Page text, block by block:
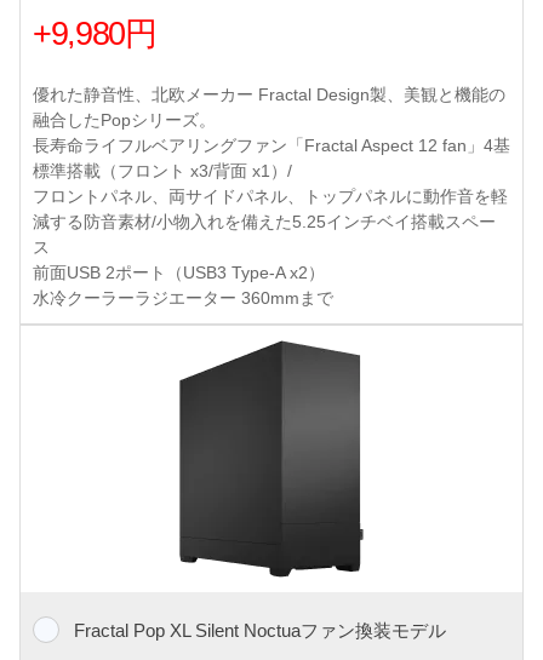
+9,980円
優れた静音性、北欧メーカー Fractal Design製、美観と機能の
融合したPopシリーズ。
長寿命ライフルベアリングファン「Fractal Aspect 12 fan」4基
標準搭載（フロント x3/背面 x1）/
フロントパネル、両サイドパネル、トップパネルに動作音を軽
減する防音素材/小物入れを備えた5.25インチベイ搭載スペー
ス
前面USB 2ポート（USB3 Type-A x2）
水冷クーラーラジエーター 360mmまで
Fractal Pop XL Silent Noctuaファン換装モデル